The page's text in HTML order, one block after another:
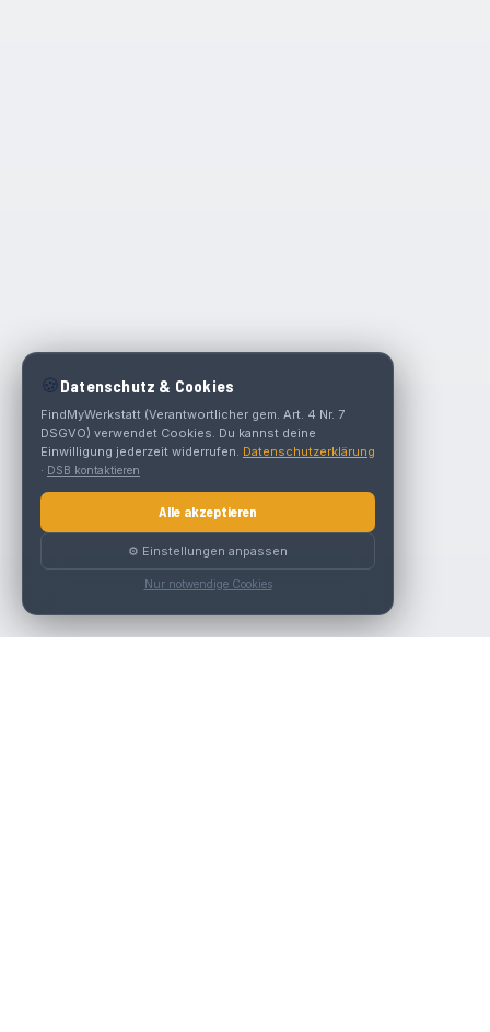
🍪 Datenschutz & Cookies
FindMyWerkstatt (Verantwortlicher gem. Art. 4 Nr. 7
DSGVO) verwendet Cookies. Du kannst deine
Einwilligung jederzeit widerrufen. Datenschutzerklärung
· DSB kontaktieren
Alle akzeptieren
⚙️ Einstellungen anpassen
Nur notwendige Cookies